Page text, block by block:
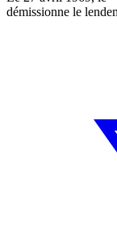
démissionne le